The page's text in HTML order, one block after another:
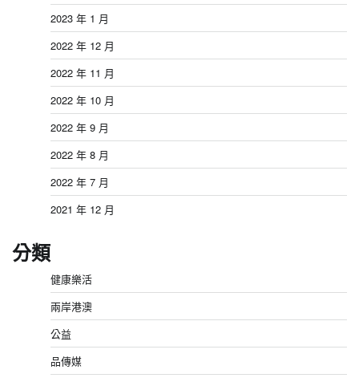
2023 年 1 月
2022 年 12 月
2022 年 11 月
2022 年 10 月
2022 年 9 月
2022 年 8 月
2022 年 7 月
2021 年 12 月
分類
健康樂活
兩岸港澳
公益
品傳媒